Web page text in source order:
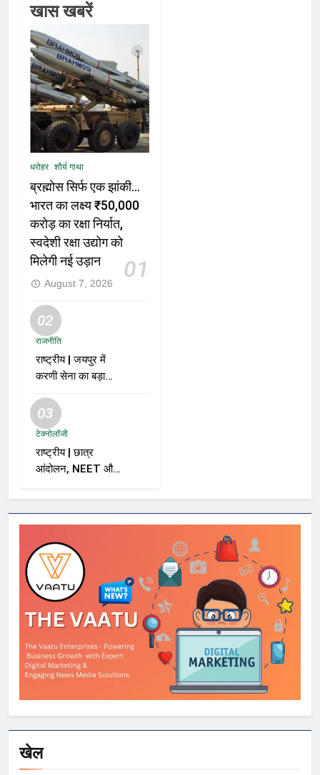
खास खबरें
धरोहर शौर्य गाथा
ब्रह्मोस सिर्फ एक झांकी…
भारत का लक्ष्य ₹50,000
करोड़ का रक्षा निर्यात,
स्वदेशी रक्षा उद्योग को
मिलेगी नई उड़ान
01
August 7, 2026
02
राजनीति
राष्ट्रीय | जयपुर में
करणी सेना का बड़ा
– “BJP को वोट नहीं
देंगे”
03
टेक्नोलॉजी
राष्ट्रीय | छात्र
आंदोलन, NEET और
ददलानी का व्यंग्यात्मक
वीडियो; सोशल मीडिया
खेल